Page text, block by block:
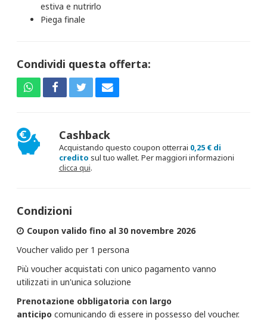
estiva e nutrirlo
Piega finale
Condividi questa offerta:
Cashback
Acquistando questo coupon otterrai 0,25 € di
credito sul tuo wallet. Per maggiori informazioni
clicca qui.
Condizioni
Coupon valido fino al 30 novembre 2026
Voucher valido per 1 persona
Più voucher acquistati con unico pagamento vanno
utilizzati in un'unica soluzione
Prenotazione obbligatoria con largo
anticipocomunicando di essere in possesso del voucher.